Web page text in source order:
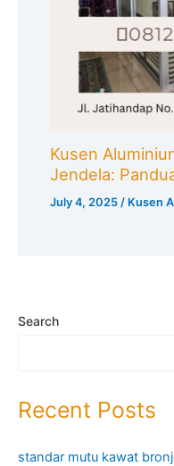
Kusen
Jendela:
July 4, 2025/ Kusen
Search
Recent Posts
standar mutu kawat